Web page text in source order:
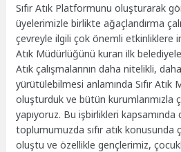
Sıfır Atık Platformunu oluşturarak
üyelerimizle birlikte ağaçlandırma
çevreyle ilgili çok önemli etkinliklere
Atık Müdürlüğünü kuran ilk
Atık çalışmalarının daha nitelikli,
yürütülebilmesi anlamında Sıfır Atık
oluşturduk ve bütün kurumlarımızla
yapıyoruz. Bu işbirlikleri
toplumumuzda sıfır atık konusunda
oluştu ve özellikle gençlerimiz,